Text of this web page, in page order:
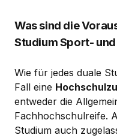
Was sind die
Studium Sport-
Wie für jedes duale
Fall eine
entweder die
Fachhochschulreife.
Studium auch